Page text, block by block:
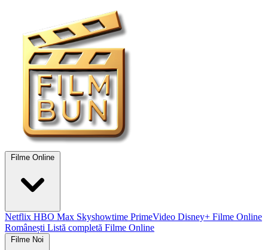
Filme Online
Netflix HBO Max Skyshowtime PrimeVideo Disney+ Filme Online
Românești Listă completă Filme Online
Filme Noi